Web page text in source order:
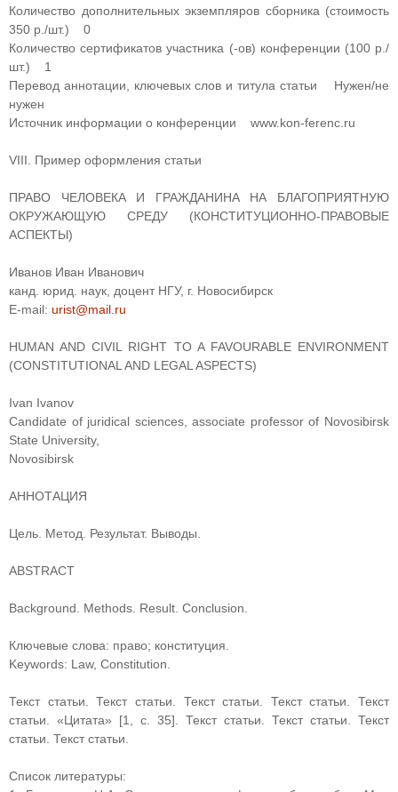
Количество дополнительных экземпляров сборника (стоимость
350 р./шт.) 0
Количество сертификатов участника (-ов) конференции (100 р./
шт.) 1
Перевод аннотации, ключевых слов и титула статьи Нужен/не
нужен
Источник информации о конференции www.kon-ferenc.ru
VIII. Пример оформления статьи
ПРАВО ЧЕЛОВЕКА И ГРАЖДАНИНА НА БЛАГОПРИЯТНУЮ
ОКРУЖАЮЩУЮ СРЕДУ (КОНСТИТУЦИОННО-ПРАВОВЫЕ
АСПЕКТЫ)
Иванов Иван Иванович
канд. юрид. наук, доцент НГУ, г. Новосибирск
Е-mail: urist@mail.ru
HUMAN AND CIVIL RIGHT TO A FAVOURABLE ENVIRONMENT
(CONSTITUTIONAL AND LEGAL ASPECTS)
Ivan Ivanov
Candidate of juridical sciences, associate professor of Novosibirsk
State University,
Novosibirsk
АННОТАЦИЯ
Цель. Метод. Результат. Выводы.
ABSTRACT
Background. Methods. Result. Conclusion.
Ключевые слова: право; конституция.
Keywords: Law, Constitution.
Текст статьи. Текст статьи. Текст статьи. Текст статьи. Текст
статьи. «Цитата» [1, с. 35]. Текст статьи. Текст статьи. Текст
статьи. Текст статьи.
Список литературы: